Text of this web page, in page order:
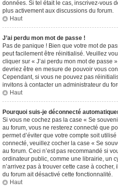
données. Si tel était le cas, inscrivez-vous
plus activement aux discussions du forum.
Haut
J’ai perdu mon mot de passe !
Pas de panique ! Bien que votre mot de
peut facilement être réinitialisé. Veuillez
cliquer sur « J’ai perdu mon mot de passe
devriez être en mesure de pouvoir vous
Cependant, si vous ne pouvez pas
invitons à contacter un administrateur du
Haut
Pourquoi suis-je déconnecté
Si vous ne cochez pas la case « Se
au forum, vous ne resterez connecté que
permet d’éviter que votre compte soit
connecté, veuillez cocher la case « Se
au forum. Ceci n’est pas recommandé si
ordinateur public, comme une librairie, un
n’arrivez pas à trouver cette case à
du forum ait désactivé cette fonctionnalité.
Haut